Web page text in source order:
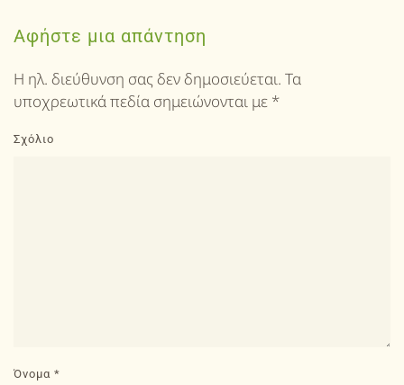
Αφήστε μια απάντηση
Η ηλ. διεύθυνση σας δεν δημοσιεύεται. Τα
υποχρεωτικά πεδία σημειώνονται με *
Σχόλιο
Όνομα *